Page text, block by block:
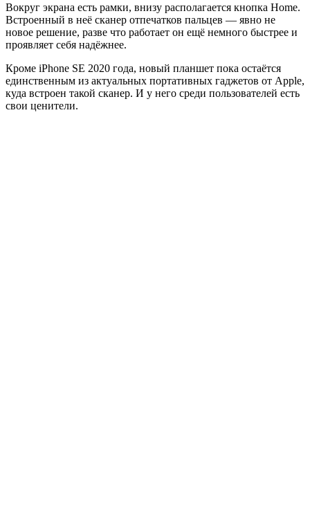
Вокруг экрана есть рамки, внизу располагается кнопка Home.
Встроенный в неё сканер отпечатков пальцев — явно не
новое решение, разве что работает он ещё немного быстрее и
проявляет себя надёжнее.
Кроме iPhone SE 2020 года, новый планшет пока остаётся
единственным из актуальных портативных гаджетов от Apple,
куда встроен такой сканер. И у него среди пользователей есть
свои ценители.